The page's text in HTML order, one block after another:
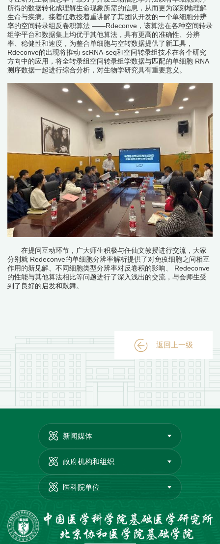
所得的数据转化成理解生命现象所需的信息，从而更为深刻地理解
生命与疾病。接着任教授着重讲解了其团队开发的一个单细胞分辨
率的空间转录组反卷积算法 ——Rdeconve，该算法在各种空间转录
组学平台和数据集上均优于其他算法，具有更高的准确性、分辨
率、稳健性和速度，为整合单细胞与空转数据提供了新工具，
Rdeconve的出现将推动 scRNA-seq和空间转录组技术在各个研究
方向中的应用，将全转录组空间转录组学数据与匹配的单细胞 RNA
测序数据一起进行综合分析，对生物学研究具有重要意义。
在提问互动环节，广大师生积极与任仙文教授进行交流，大家
分别就 Redeconve的单细胞分辨率解析提供了对免疫细胞之间相互
作用的新见解、不同细胞类型分辨率对反卷积的影响、 Redeconve
的性能与其他算法相比等问题进行了深入浅出的交流，与会师生受
到了良好的启发和鼓舞。
返回上一级
新闻媒体
政府机构和组织
医科院单位